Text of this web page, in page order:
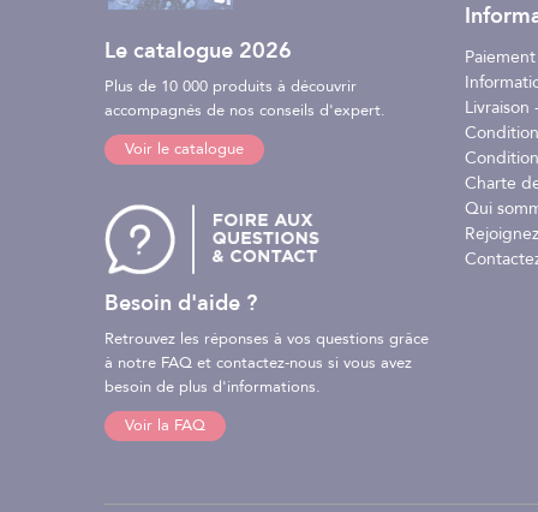
Le catalogue 2026
Plus de 10 000 produits à découvrir
accompagnés de nos conseils d'expert.
Voir le catalogue
Besoin d'aide ?
Retrouvez les réponses à vos questions grâce
à notre FAQ et contactez-nous si vous avez
besoin de plus d'informations.
Voir la FAQ
Livraison
Charte
Qui